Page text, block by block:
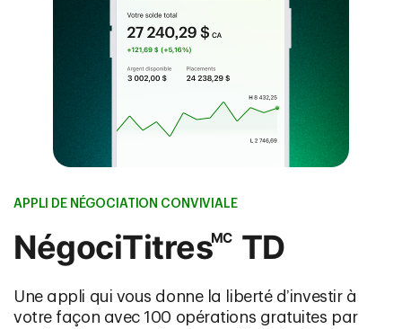
APPLI DE NÉGOCIATION CONVIVIALE
NégociTitresMC TD
Une appli qui vous donne la liberté d’investir à
votre façon avec 100 opérations gratuites par